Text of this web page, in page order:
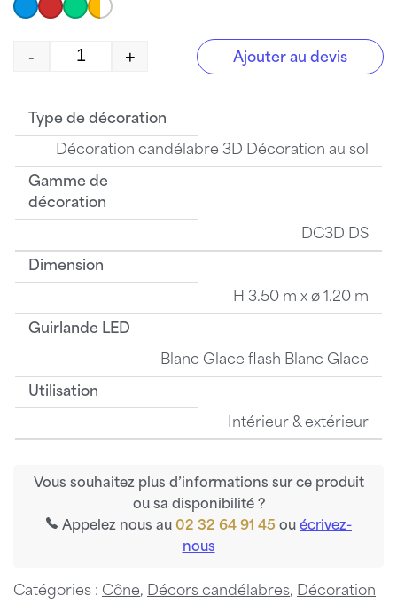
quantité de S350LFW
- + Ajouter au devis
Type de décoration
Décoration candélabre 3D Décoration au sol
Gamme de
décoration
DC3D DS
Dimension
H 3.50 m x ø 1.20 m
Guirlande LED
Blanc Glace flash Blanc Glace
Utilisation
Intérieur & extérieur
Vous souhaitez plus d’informations sur ce produit
ou sa disponibilité ?
Appelez nous au 02 32 64 91 45 ou écrivez-
nous
Catégories : Cône, Décors candélabres, Décoration